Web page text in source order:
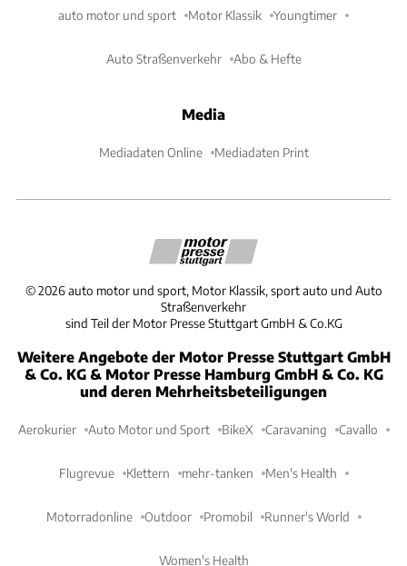
auto motor und sport Motor Klassik Youngtimer
Auto Straßenverkehr Abo & Hefte
Media
Mediadaten Online Mediadaten Print
©2026 auto motor und sport, Motor Klassik, sport auto und Auto
Straßenverkehr
sind Teil der Motor Presse Stuttgart GmbH & Co.KG
Weitere Angebote der Motor Presse Stuttgart GmbH
& Co. KG & Motor Presse Hamburg GmbH & Co. KG
und deren Mehrheitsbeteiligungen
Aerokurier Auto Motor und Sport BikeX Caravaning Cavallo
Flugrevue Klettern mehr-tanken Men's Health
Motorradonline Outdoor Promobil Runner's World
Women's Health